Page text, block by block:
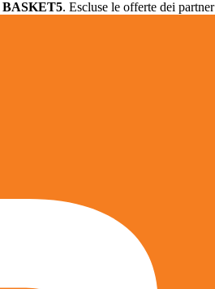
BASKET5. Escluse le offerte dei partner